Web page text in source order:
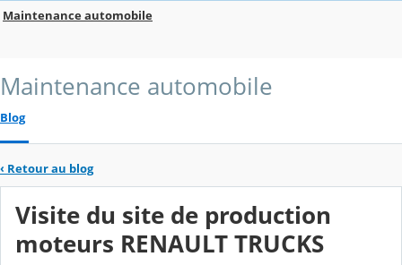
Maintenance automobile
Maintenance automobile
Blog
‹ Retour au blog
Visite du site de production
moteurs RENAULT TRUCKS